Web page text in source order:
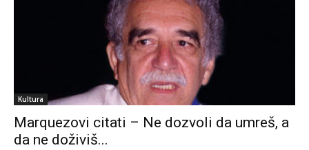
Kultura
Marquezovi citati – Ne dozvoli da umreš, a
da ne doživiš...